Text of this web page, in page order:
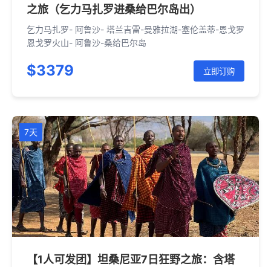
之旅（乞力马扎罗进桑给巴尔岛出）
乞力马扎罗- 阿鲁沙- 塔兰吉雷-曼雅拉湖-塞伦盖蒂-恩戈罗
恩戈罗火山- 阿鲁沙-桑给巴尔岛
$3379 立即订购
7天
【1人可发团】坦桑尼亚7日狂野之旅：含塔